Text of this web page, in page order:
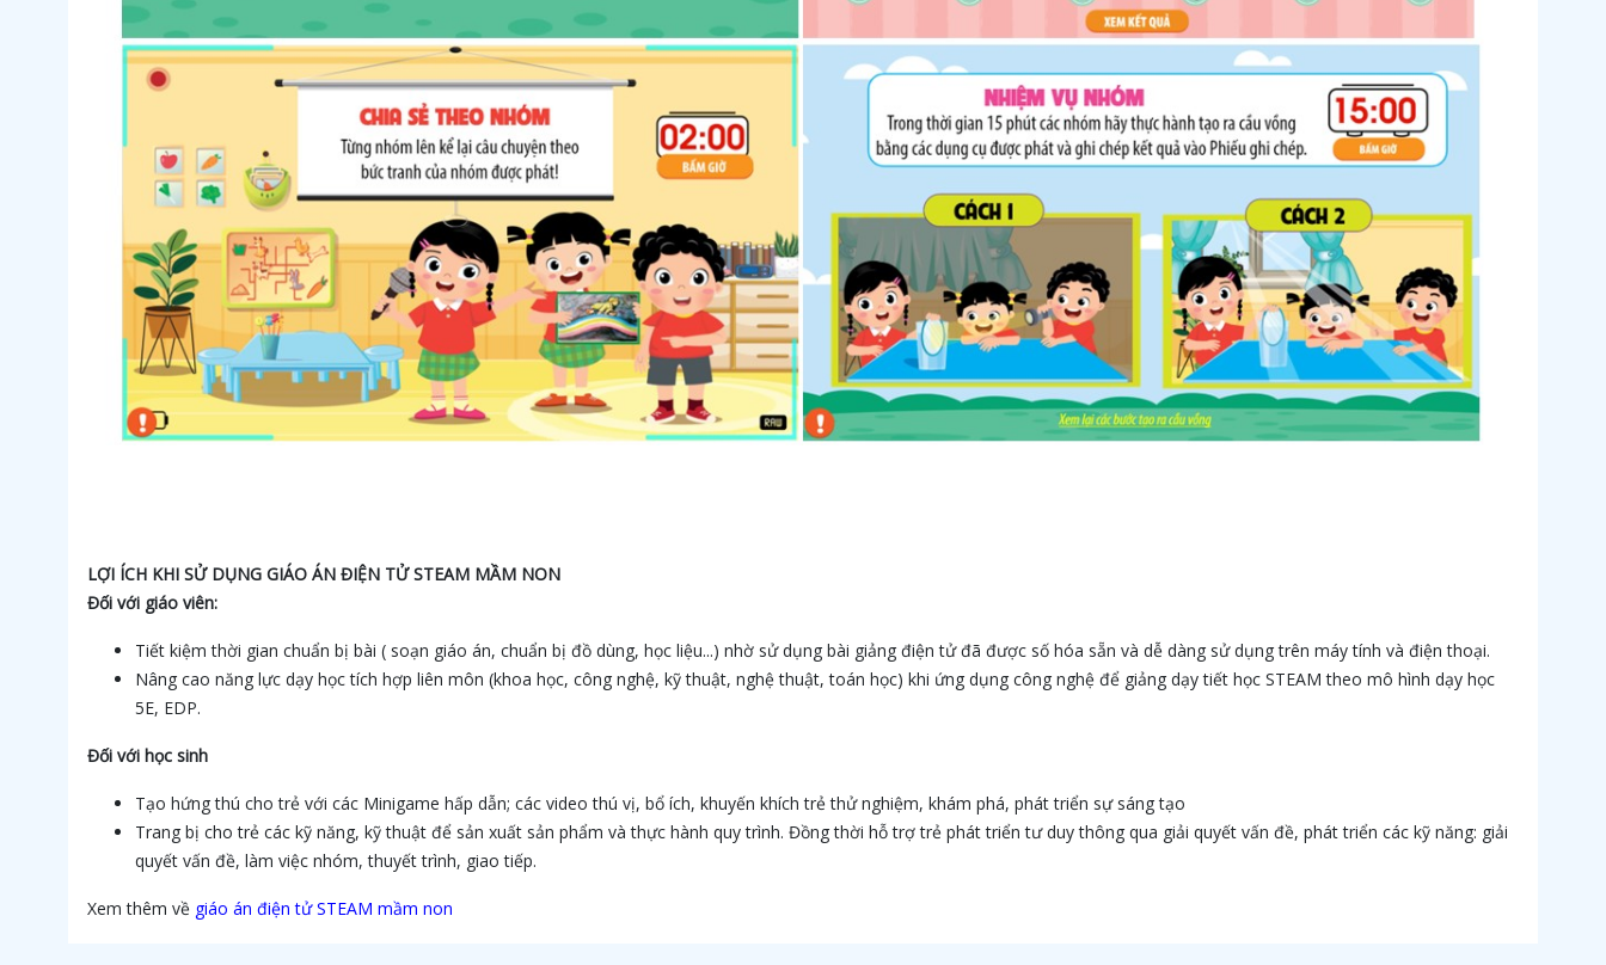
LỢI ÍCH KHI SỬ DỤNG GIÁO ÁN ĐIỆN TỬ STEAM MẦM NON
Đối với giáo viên:
Tiết kiệm thời gian chuẩn bị bài ( soạn giáo án, chuẩn bị đồ dùng, học liệu...) nhờ sử dụng bài giảng điện tử đã được số hóa sẵn và dễ dàng sử dụng trên máy tính và điện thoại.
Nâng cao năng lực dạy học tích hợp liên môn (khoa học, công nghệ, kỹ thuật, nghệ thuật, toán học) khi ứng dụng công nghệ để giảng dạy tiết học STEAM theo mô hình dạy học
5E, EDP.
Đối với học sinh
Tạo hứng thú cho trẻ với các Minigame hấp dẫn; các video thú vị, bổ ích, khuyến khích trẻ thử nghiệm, khám phá, phát triển sự sáng tạo
Trang bị cho trẻ các kỹ năng, kỹ thuật để sản xuất sản phẩm và thực hành quy trình. Đồng thời hỗ trợ trẻ phát triển tư duy thông qua giải quyết vấn đề, phát triển các kỹ năng: giải
quyết vấn đề, làm việc nhóm, thuyết trình, giao tiếp.
Xem thêm về giáo án điện tử STEAM mầm non